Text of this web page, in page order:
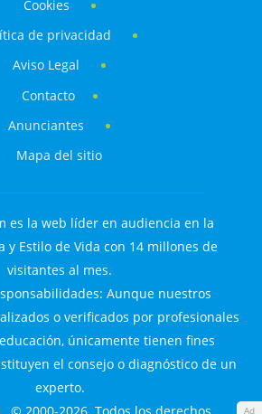
Ad
Cookies
de privacidad
Aviso Legal
Contacto
Anunciantes
Mapa del sitio
es la web líder en audiencia en la
y Estilo de Vida con 14 millones de
visitantes al mes.
Aunque nuestros
o verificados por profesionales
únicamente tienen fines
el consejo o diagnóstico de un
experto.